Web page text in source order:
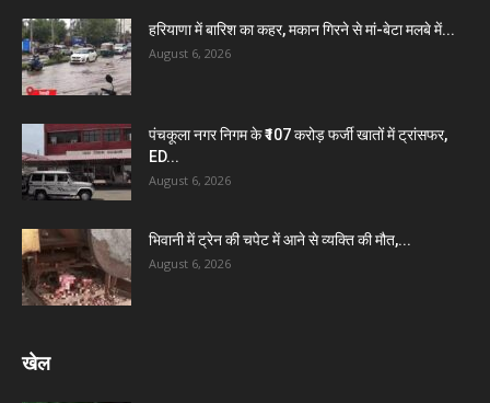
हरियाणा में बारिश का कहर, मकान गिरने से मां-बेटा मलबे में...
August 6, 2026
पंचकूला नगर निगम के ₹107 करोड़ फर्जी खातों में ट्रांसफर,
ED...
August 6, 2026
भिवानी में ट्रेन की चपेट में आने से व्यक्ति की मौत,...
August 6, 2026
खेल